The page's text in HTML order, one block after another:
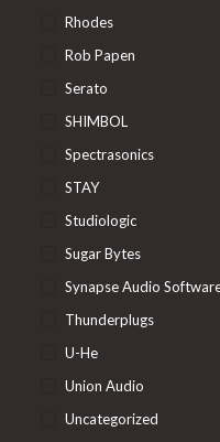
Rhodes
Rob Papen
Serato
SHIMBOL
Spectrasonics
STAY
Studiologic
Sugar Bytes
Synapse Audio
Thunderplugs
U-He
Union Audio
Uncategorized